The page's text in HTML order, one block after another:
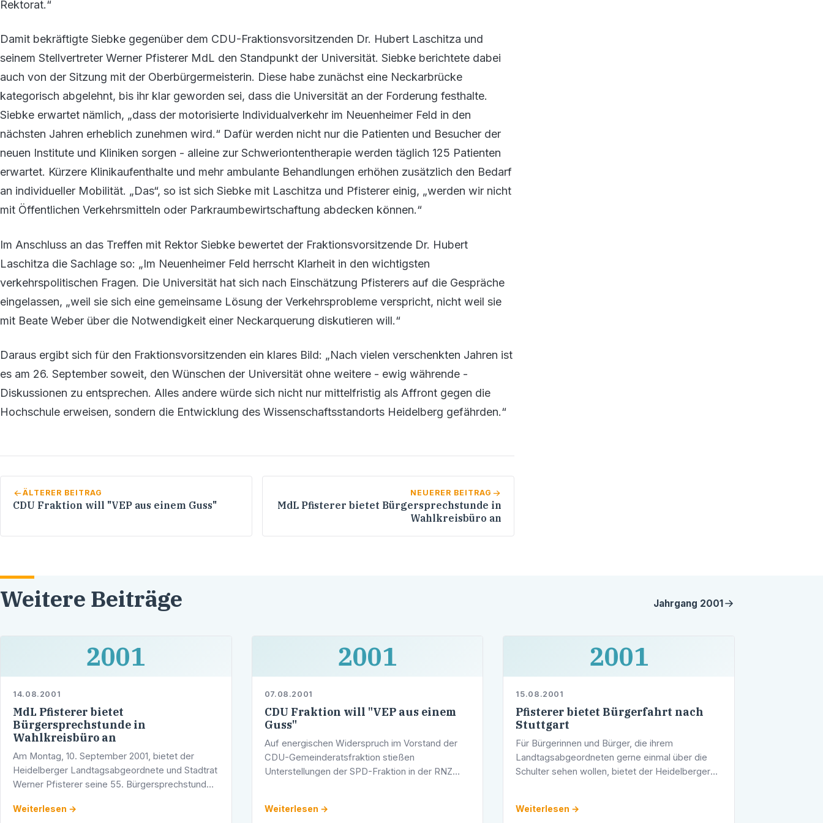
Rektorat.“
Damit bekräftigte Siebke gegenüber dem CDU-Fraktionsvorsitzenden Dr. Hubert Laschitza und
seinem Stellvertreter Werner Pfisterer MdL den Standpunkt der Universität. Siebke berichtete dabei
auch von der Sitzung mit der Oberbürgermeisterin. Diese habe zunächst eine Neckarbrücke
kategorisch abgelehnt, bis ihr klar geworden sei, dass die Universität an der Forderung festhalte.
Siebke erwartet nämlich, „dass der motorisierte Individualverkehr im Neuenheimer Feld in den
nächsten Jahren erheblich zunehmen wird.“ Dafür werden nicht nur die Patienten und Besucher der
neuen Institute und Kliniken sorgen - alleine zur Schweriontentherapie werden täglich 125 Patienten
erwartet. Kürzere Klinikaufenthalte und mehr ambulante Behandlungen erhöhen zusätzlich den Bedarf
an individueller Mobilität. „Das“, so ist sich Siebke mit Laschitza und Pfisterer einig, „werden wir nicht
mit Öffentlichen Verkehrsmitteln oder Parkraumbewirtschaftung abdecken können.“
Im Anschluss an das Treffen mit Rektor Siebke bewertet der Fraktionsvorsitzende Dr. Hubert
Laschitza die Sachlage so: „Im Neuenheimer Feld herrscht Klarheit in den wichtigsten
verkehrspolitischen Fragen. Die Universität hat sich nach Einschätzung Pfisterers auf die Gespräche
eingelassen, „weil sie sich eine gemeinsame Lösung der Verkehrsprobleme verspricht, nicht weil sie
mit Beate Weber über die Notwendigkeit einer Neckarquerung diskutieren will.“
Daraus ergibt sich für den Fraktionsvorsitzenden ein klares Bild: „Nach vielen verschenkten Jahren ist
es am 26. September soweit, den Wünschen der Universität ohne weitere - ewig währende -
Diskussionen zu entsprechen. Alles andere würde sich nicht nur mittelfristig als Affront gegen die
Hochschule erweisen, sondern die Entwicklung des Wissenschaftsstandorts Heidelberg gefährden.“
ÄLTERER BEITRAG
CDU Fraktion will "VEP aus einem Guss"
NEUERER BEITRAG
MdL Pfisterer bietet Bürgersprechstunde in
Wahlkreisbüro an
Weitere Beiträge Jahrgang 2001
2001
14.08.2001
MdL Pfisterer bietet
Bürgersprechstunde in
Wahlkreisbüro an
Am Montag, 10. September 2001, bietet der
Heidelberger Landtagsabgeordnete und Stadtrat
Werner Pfisterer seine 55. Bürgersprechstunde
Wahlkreisbüro in den Räumen der …
Weiterlesen →
2001
07.08.2001
CDU Fraktion will "VEP aus einem
Guss"
Auf energischen Widerspruch im Vorstand der
CDU-Gemeinderatsfraktion stießen
Unterstellungen der SPD-Fraktion in der RNZ
stellte …
Weiterlesen →
2001
15.08.2001
Pfisterer bietet Bürgerfahrt nach
Stuttgart
Für Bürgerinnen und Bürger, die ihrem
Landtagsabgeordneten gerne einmal über die
Schulter sehen wollen, bietet der Heidelberger
Weiterlesen →